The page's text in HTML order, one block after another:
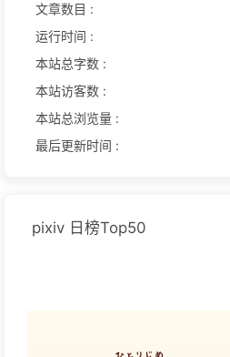
文章数目 :
运行时间 :
本站总字数 :
本站访客数 :
本站总浏览量 :
最后更新时间 :
pixiv 日榜Top50